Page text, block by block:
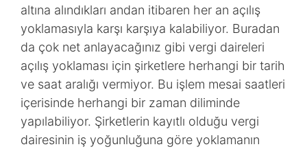
altına alındıkları andan itibaren her an açılış
yoklamasıyla karşı karşıya kalabiliyor. Buradan
da çok net anlayacağınız gibi vergi daireleri
açılış yoklaması için şirketlere herhangi bir tarih
ve saat aralığı vermiyor. Bu işlem mesai saatleri
içerisinde herhangi bir zaman diliminde
yapılabiliyor. Şirketlerin kayıtlı olduğu vergi
dairesinin iş yoğunluğuna göre yoklamanın